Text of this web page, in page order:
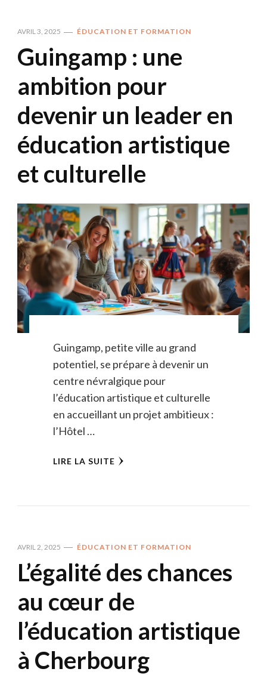
AVRIL 3, 2025 ÉDUCATION ET FORMATION
Guingamp : une
ambition pour
devenir un leader en
éducation artistique
et culturelle
Guingamp, petite ville au grand
potentiel, se prépare à devenir un
centre névralgique pour
l’éducation artistique et culturelle
en accueillant un projet ambitieux :
l’Hôtel …
LIRE LA SUITE
AVRIL 2, 2025 ÉDUCATION ET FORMATION
L’égalité des chances
au cœur de
l’éducation artistique
à Cherbourg